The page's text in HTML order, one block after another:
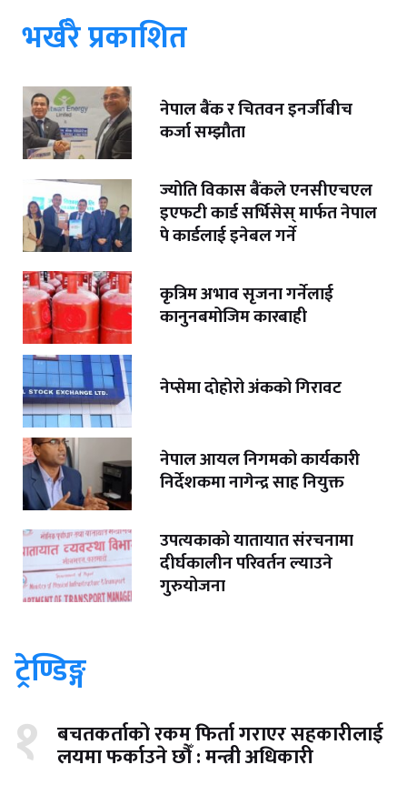
भर्खरै प्रकाशित
नेपाल बैंक र चितवन इनर्जीबीच
कर्जा सम्झौता
ज्योति विकास बैंकले एनसीएचएल
इएफटी कार्ड सर्भिसेस् मार्फत नेपाल
पे कार्डलाई इनेबल गर्ने
कृत्रिम अभाव सृजना गर्नेलाई
कानुनबमोजिम कारबाही
नेप्सेमा दोहोरो अंकको गिरावट
नेपाल आयल निगमको कार्यकारी
निर्देशकमा नागेन्द्र साह नियुक्त
उपत्यकाको यातायात संरचनामा
दीर्घकालीन परिवर्तन ल्याउने
गुरुयोजना
ट्रेण्डिङ्ग
१ बचतकर्ताको रकम फिर्ता गराएर सहकारीलाई
लयमा फर्काउने छौँ : मन्त्री अधिकारी